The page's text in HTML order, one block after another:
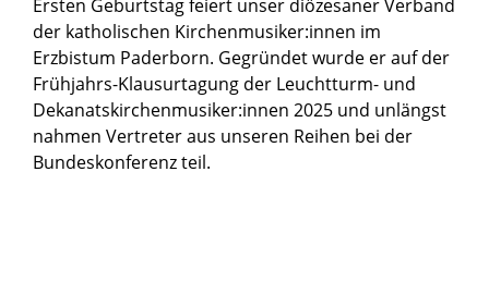
Ersten Geburtstag feiert unser diözesaner Verband
der katholischen Kirchenmusiker:innen im
Erzbistum Paderborn. Gegründet wurde er auf der
Frühjahrs-Klausurtagung der Leuchtturm- und
Dekanatskirchenmusiker:innen 2025 und unlängst
nahmen Vertreter aus unseren Reihen bei der
Bundeskonferenz teil.